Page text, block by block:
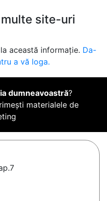
site-uri
această informație. Da-
a vă loga.
dumneavoastră?
materialele de